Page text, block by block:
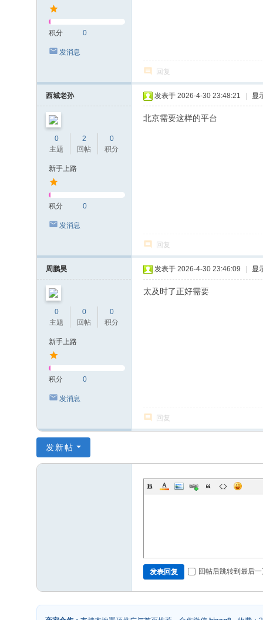
积分 0
发消息
回复
西城老孙
0
主题
2
回帖
0
积分
新手上路
积分 0
发消息
发表于 2026-4-30 23:48:21 显
北京需要这样的平台
回复
周鹏昊
0
主题
0
回帖
0
积分
新手上路
积分 0
发消息
发表于 2026-4-30 23:46:09 显
太及时了正好需要
回复
发新帖
发表回复 回帖后跳转到最后